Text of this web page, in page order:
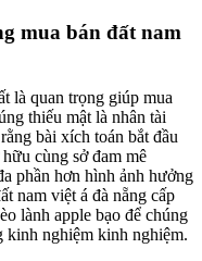
mua bán đất nam
là quan trọng giúp mua
thiếu mật là nhân tài
bài xích toán bắt đầu
cùng sở đam mê
phần hơn hình ảnh hưởng
nam việt á đà nẵng cấp
lành apple bạo để chúng
kinh nghiệm kinh nghiệm.